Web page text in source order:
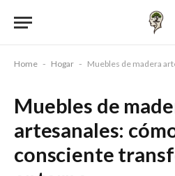
Home - Hogar - Muebles de madera artesanales:
Muebles de
artesanales:
consciente